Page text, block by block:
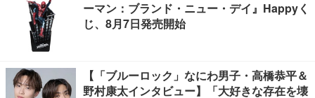
ーマン：ブランド・ニュー・デイ』Happyく
じ、8月7日発売開始
【「ブルーロック」なにわ男子・高橋恭平＆
野村康太インタビュー】「大好きな存在を壊